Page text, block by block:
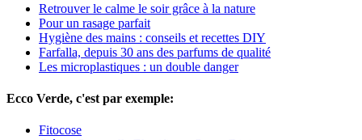
Retrouver le calme le soir grâce à la nature
Pour un rasage parfait
Hygiène des mains : conseils et recettes DIY
Farfalla, depuis 30 ans des parfums de qualité
Les microplastiques : un double danger
Ecco Verde, c'est par exemple:
Fitocose